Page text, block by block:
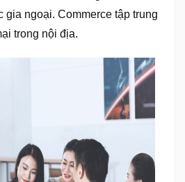
gia ngoại. Commerce tập trung
trong nội địa.